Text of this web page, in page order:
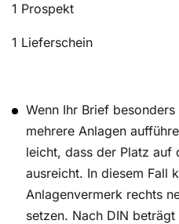
1 Prospekt
1 Lieferschein
Wenn Ihr Brief
mehrere Anlagen
leicht, dass der Platz auf
ausreicht. In diesem Fall
Anlagenvermerk rechts
setzen. Nach DIN